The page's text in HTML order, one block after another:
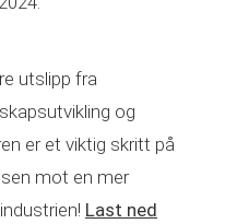
utslipp fra
og
er et viktig skritt på
mot en mer
Last ned